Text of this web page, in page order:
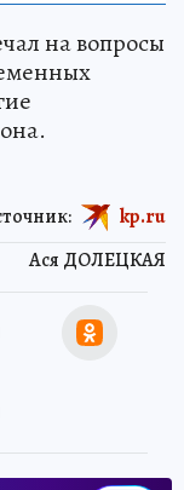
на вопросы
Ася ДОЛЕЦКАЯ
kp.ru